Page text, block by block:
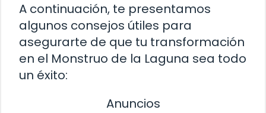
A continuación, te presentamos
algunos consejos útiles para
asegurarte de que tu transformación
en el Monstruo de la Laguna sea todo
un éxito:
Anuncios